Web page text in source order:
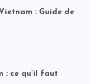
: Guide de
: ce qu’il faut